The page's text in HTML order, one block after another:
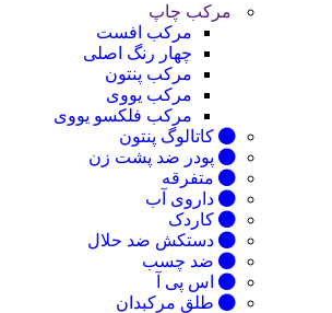
مرکب چاپ
مرکب افست
چهار رنگ اصلی
مرکب پنتون
مرکب یووی
مرکب فلکسو یووی
کاتالوگ پنتون
پودر ضد پشت زن
متفرقه
داروی آب
کاردک
دستکش ضد حلال
ضد چسب
اس پی آ
طلق مرکبدان